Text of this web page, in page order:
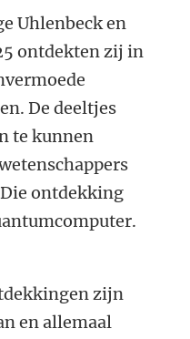
Uhlenbeck en
ontdekten zij in
De deeltjes
te kunnen
ontdekking
zijn
en allemaal